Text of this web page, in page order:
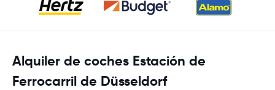
Alquiler de coches Estación de
Ferrocarril de Düsseldorf